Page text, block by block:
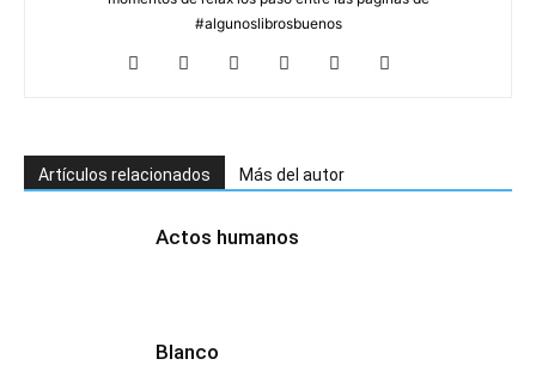
#algunoslibrosbuenos
Artículos relacionados Más del autor
Actos humanos
Blanco